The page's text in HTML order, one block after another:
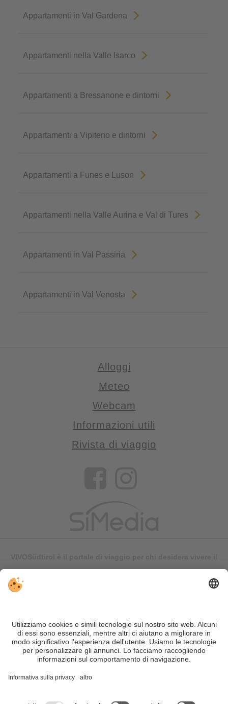
Appartamenti in Val Gardena
Appartamenti nella Valle Isarco
Appartamenti a Bressanone e dintorni
Appartamenti a Vipiteno e dintorni
Appartamenti a Funes e Luson
Appartamenti nella Valle Aurina e Val di Tures
Appartamenti in Val Passiria
Appartamenti in Val Venosta
Alloggi
Meteo
Webcam
Informazioni utili
Rivista di viaggio
contenuti, si possono verificare errori. Non garantiamo la
correttezza e la completezza di tutte le informazioni. Per
motivi di sicurezza, si prega di verificare chiedendo
direttamente sul posto all'organizzatore.